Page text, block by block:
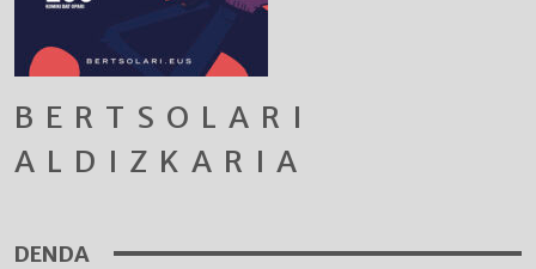
BERTSOLARI
ALDIZKARIA
DENDA